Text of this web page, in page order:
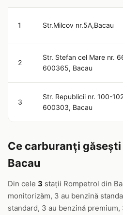
1 Str.Milcov nr.5A,Bacau
2
Str. Stefan cel Mare nr.
600365, Bacau
3
Str. Republicii nr. 100-
600303, Bacau
Ce carburanți
Bacau
Din cele 3 stații Rompetrol din
monitorizăm, 3 au benzină
standard, 3 au benzină